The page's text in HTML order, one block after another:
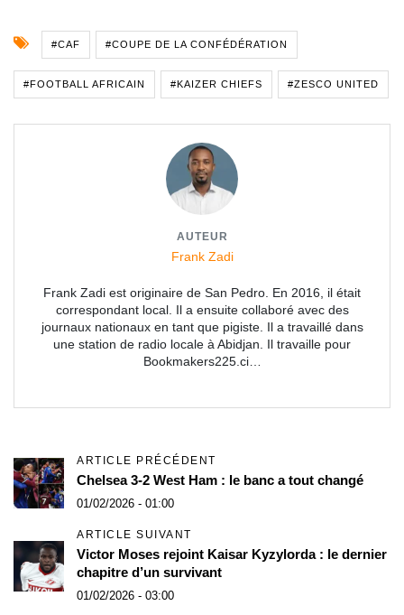
#CAF #COUPE DE LA CONFÉDÉRATION
#FOOTBALL AFRICAIN #KAIZER CHIEFS #ZESCO UNITED
AUTEUR
Frank Zadi
Frank Zadi est originaire de San Pedro. En 2016, il était
correspondant local. Il a ensuite collaboré avec des
journaux nationaux en tant que pigiste. Il a travaillé dans
une station de radio locale à Abidjan. Il travaille pour
Bookmakers225.ci…
ARTICLE PRÉCÉDENT
Chelsea 3-2 West Ham : le banc a tout changé
01/02/2026 - 01:00
ARTICLE SUIVANT
Victor Moses rejoint Kaisar Kyzylorda : le dernier
chapitre d’un survivant
01/02/2026 - 03:00